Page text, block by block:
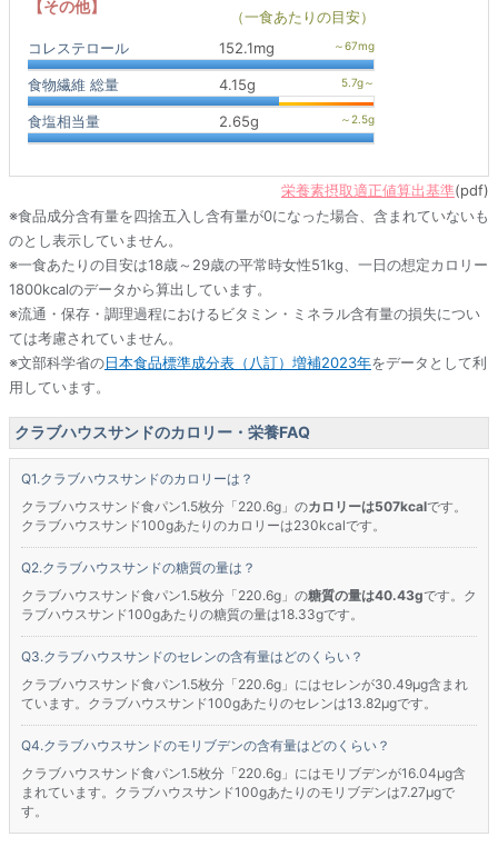
【その他】
（一食あたりの目安）
コレステロール
152.1mg
食物繊維 総量 4.15g
食塩相当量 2.65g
栄養素摂取適正値算出基準(pdf)
※食品成分含有量を四捨五入し含有量が0になった場合、含まれていないも
のとし表示していません。
※一食あたりの目安は18歳～29歳の平常時女性51kg、一日の想定カロリー
1800kcalのデータから算出しています。
※流通・保存・調理過程におけるビタミン・ミネラル含有量の損失につい
ては考慮されていません。
※文部科学省の日本食品標準成分表（八訂）増補2023年をデータとして利
用しています。
クラブハウスサンドのカロリー・栄養FAQ
クラブハウスサンドのカロリーは？
クラブハウスサンド食パン1.5枚分「220.6g」のカロリーは507kcalです。
クラブハウスサンド100gあたりのカロリーは230kcalです。
クラブハウスサンドの糖質の量は？
クラブハウスサンド食パン1.5枚分「220.6g」の糖質の量は40.43gです。ク
ラブハウスサンド100gあたりの糖質の量は18.33gです。
クラブハウスサンドのセレンの含有量はどのくらい？
クラブハウスサンド食パン1.5枚分「220.6g」にはセレンが30.49μg含まれ
ています。クラブハウスサンド100gあたりのセレンは13.82μgです。
クラブハウスサンドのモリブデンの含有量はどのくらい？
クラブハウスサンド食パン1.5枚分「220.6g」にはモリブデンが16.04μg含
まれています。クラブハウスサンド100gあたりのモリブデンは7.27μgで
す。